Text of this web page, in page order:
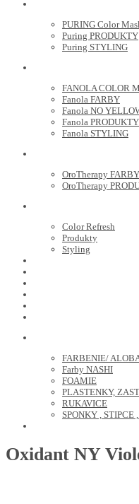
PURING Color
Puring PRODUKTY
Puring STYLING
FANOLA COLOR
Fanola FARBY
Fanola NO
Fanola PRODUKTY
Fanola STYLING
OroTherapy FARBY
OroTherapy
Color Refresh
Produkty
Styling
FARBENIE/
Farby NASHI
FOAMIE
PLASTENKY,
RUKAVICE
SPONKY , STIPCE
Oxidant NY